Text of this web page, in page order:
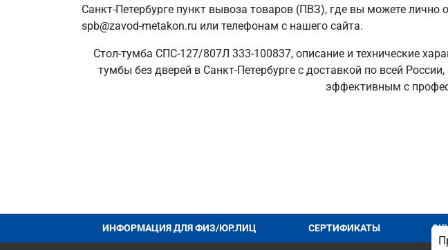
Санкт‑Петербурге пункт вывоза товаров (ПВЗ), где вы можете
spb@zavod-metakon.ru или телефонам с нашего сайта.
Стол-тумба СПС-127/807Л 333-100837, описание и технические
тумбы без дверей в Санкт‑Петербурге с доставкой по всей
эффективным с
ИНФОРМАЦИЯ ДЛЯ ФИЗ/ЮР.ЛИЦ СЕРТИФИКАТЫ